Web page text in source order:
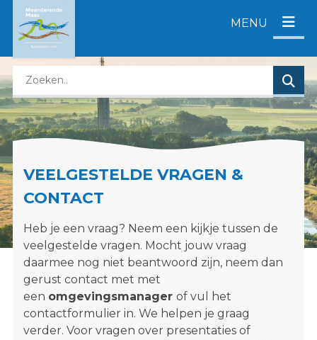
e
c
t
n
a
a
r
c
o
n
t
e
MENU
o
e
k
e
n
o
p
d
e
z
VEELGESTELDE VRAGEN &
CONTACT
Heb je een vraag? Neem een kijkje tussen de
veelgestelde vragen. Mocht jouw vraag
daarmee nog niet beantwoord zijn, neem dan
gerust contact met met
een omgevingsmanager of vul het
contactformulier in. We helpen je graag
verder. Voor vragen over presentaties of